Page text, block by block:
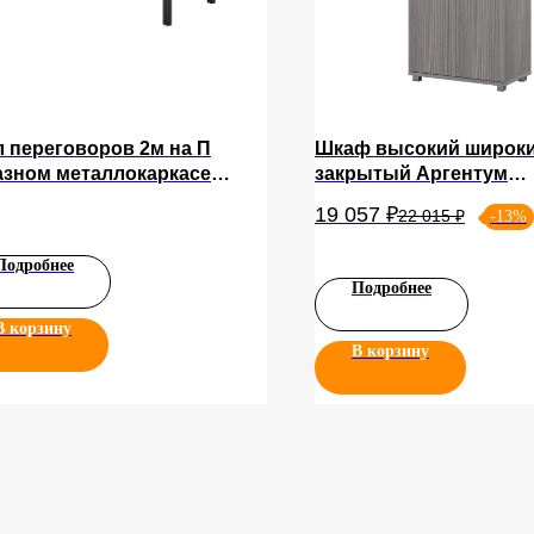
переговоров 2м на П
металлокаркасе
корзину
Шкаф высокий
закрытый Аргентум
19 057 ₽22 015 ₽ -13%
Подробнее
В корзину